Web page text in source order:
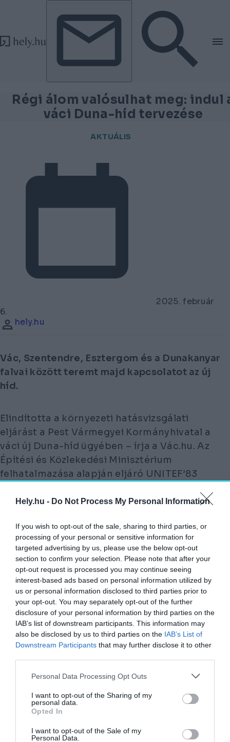
Hely.hu - Do Not Process My Personal Information
If you wish to opt-out of the sale, sharing to third parties, or
processing of your personal or sensitive information for
targeted advertising by us, please use the below opt-out
section to confirm your selection. Please note that after your
opt-out request is processed you may continue seeing
interest-based ads based on personal information utilized by
us or personal information disclosed to third parties prior to
your opt-out. You may separately opt-out of the further
disclosure of your personal information by third parties on the
IAB’s list of downstream participants. This information may
also be disclosed by us to third parties on the IAB’s List of
Downstream Participants that may further disclose it to other
Personal Data Processing Opt Outs
I want to opt-out of the Sharing of my
personal data.
Opted In
I want to opt-out of the Sale of my
Personal Data.
Tovább a tartalomhoz
Tovább a lábléchez
Régi álom valósulhat meg: indul
váci Duna-híd tervezése
AKTUÁLIS
2025. február
6.
hely.hu
Vác, Szentendre, Esztergom és a Dunakanyar
falvai között teremt majd kapcsolatot az új
híd.
Elindította a környezeti hatásvizsgálati
eljárást a Pest Vármegyei Kormányhivatal a
váci új Duna-híd ügyében – írja a Vác.hu. Az
Építési és Közlekedési Minisztérium
felhatalmazása alapján eljáró UNITEF’83
úthálózatának létesítésére vonatkozó
A környezeti hatásvizsgálati eljárást során
közmeghallgatást is tartanak, de az
érintettek személyes megjelenése nélkül. Az
észrevételeket és kérdések március 6-ig
lehet meg-, illetve feltenni. A
dokumentációba csak személyesen, előzetes
időpont-egyeztetés után lehet betekinteni.
Mint a VG írja: már 2004-ben elfogadtak egy
tanulmánytervet, amely szerint
VÁCTÓL DÉLRE EGY TIZENÖT MÉTER
SZÉLES HÍD ÍVELNE ÁT A DUNÁN.
A híd közúti kapcsolatot fog teremteni
Esztergom, Vác, Szentendre és a Dunakanyar